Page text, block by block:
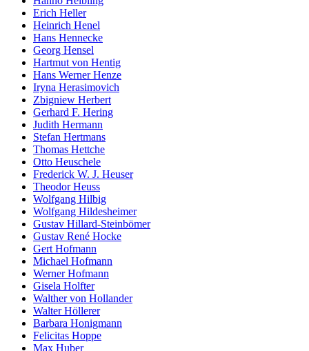
Erich Heller
Heinrich Henel
Hans Hennecke
Georg Hensel
Hartmut von Hentig
Hans Werner Henze
Iryna Herasimovich
Zbigniew Herbert
Gerhard F. Hering
Judith Hermann
Stefan Hertmans
Thomas Hettche
Otto Heuschele
Frederick W. J. Heuser
Theodor Heuss
Wolfgang Hilbig
Wolfgang Hildesheimer
Gustav Hillard-Steinbömer
Gustav René Hocke
Gert Hofmann
Michael Hofmann
Werner Hofmann
Gisela Holfter
Walther von Hollander
Walter Höllerer
Barbara Honigmann
Felicitas Hoppe
Max Huber